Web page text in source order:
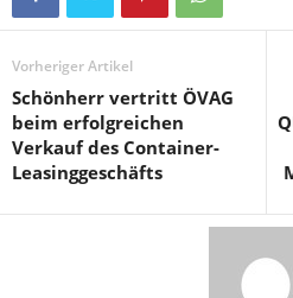
Vorheriger Artikel
Schönherr vertritt ÖVAG
beim erfolgreichen
Verkauf des Container-
Leasinggeschäfts